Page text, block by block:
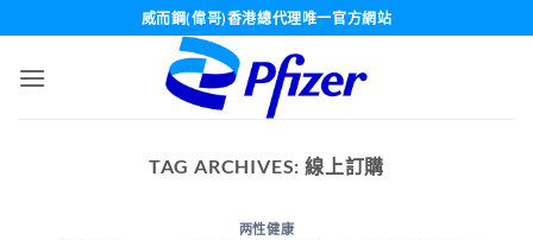
content
威而鋼(偉哥)香港總代理唯一官方網站
TAG ARCHIVES: 線上訂購
两性健康